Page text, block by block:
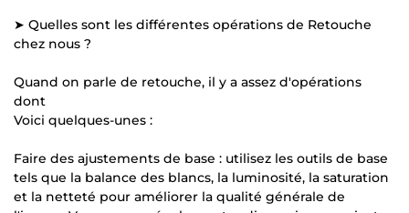
➤ Quelles sont les différentes opérations de Retouche
chez nous ?
Quand on parle de retouche, il y a assez d'opérations
dont
Voici quelques-unes :
Faire des ajustements de base : utilisez les outils de base
tels que la balance des blancs, la luminosité, la saturation
et la netteté pour améliorer la qualité générale de